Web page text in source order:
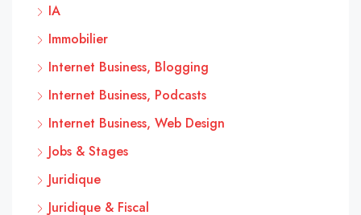
IA
Immobilier
Internet Business, Blogging
Internet Business, Podcasts
Internet Business, Web Design
Jobs & Stages
Juridique
Juridique & Fiscal